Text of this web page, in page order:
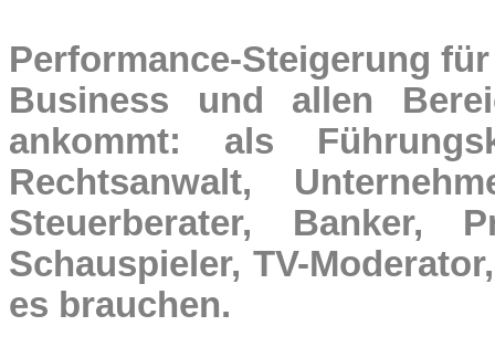
Performance-Steigerung
Business und allen
ankommt: als
Rechtsanwalt,
Steuerberater, Banker,
Schauspieler, TV-
es brauchen.